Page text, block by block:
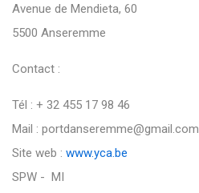
Avenue de Mendieta, 60
5500 Anseremme
Contact :
Tél : + 32 455 17 98 46
Mail : portdanseremme@gmail.com
Site web : www.yca.be
SPW - MI